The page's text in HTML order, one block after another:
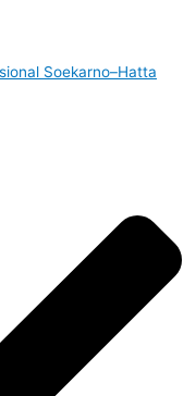
Soekarno–Hatta